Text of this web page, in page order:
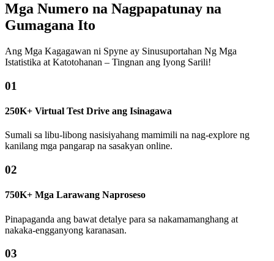
Mga Numero na Nagpapatunay na
Gumagana Ito
Ang Mga Kagagawan ni Spyne ay Sinusuportahan Ng Mga
Istatistika at Katotohanan – Tingnan ang Iyong Sarili!
01
250K+ Virtual Test Drive ang Isinagawa
Sumali sa libu-libong nasisiyahang mamimili na nag-explore ng
kanilang mga pangarap na sasakyan online.
02
750K+ Mga Larawang Naproseso
Pinapaganda ang bawat detalye para sa nakamamanghang at
nakaka-engganyong karanasan.
03